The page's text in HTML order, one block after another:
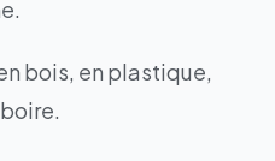
bois, en plastique,